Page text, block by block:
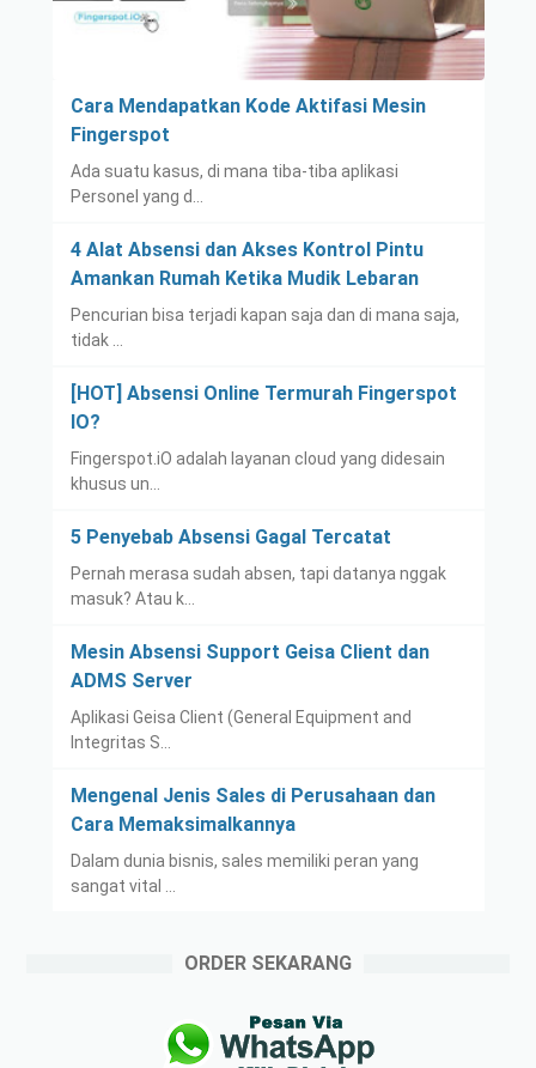
Cara Mendapatkan Kode Aktifasi Mesin
Fingerspot
Ada suatu kasus, di mana tiba-tiba aplikasi
Personel yang d…
4 Alat Absensi dan Akses Kontrol Pintu
Amankan Rumah Ketika Mudik Lebaran
Pencurian bisa terjadi kapan saja dan di mana saja,
tidak …
[HOT] Absensi Online Termurah Fingerspot
IO?
Fingerspot.iO adalah layanan cloud yang didesain
khusus un…
5 Penyebab Absensi Gagal Tercatat
Pernah merasa sudah absen, tapi datanya nggak
masuk? Atau k…
Mesin Absensi Support Geisa Client dan
ADMS Server
Aplikasi Geisa Client (General Equipment and
Integritas S…
Mengenal Jenis Sales di Perusahaan dan
Cara Memaksimalkannya
Dalam dunia bisnis, sales memiliki peran yang
sangat vital …
ORDER SEKARANG